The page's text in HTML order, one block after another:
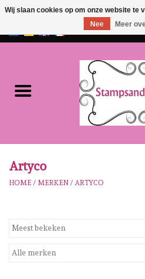
EUR/GBP
NIEUW!!
Onze Merken
Artyco
HOME / MERKEN / ARTYCO
Wij slaan cookies op om onze website te
Nee
Meer